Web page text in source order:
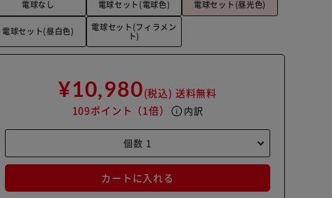
電球なし 電球セット(電球色) 電球セット(昼光色)
電球セット(昼白色)
電球セット(フィラメン
ト)
¥10,980(税込) 送料無料
109ポイント （1倍） info 内訳
カートに入れる